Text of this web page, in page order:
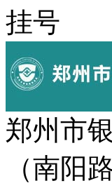
挂号
郑州市
（南阳